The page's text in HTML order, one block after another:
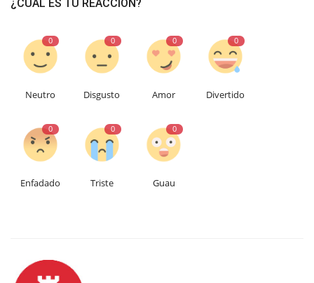
¿CUÁL ES TU REACCIÓN?
0
Neutro
0
Disgusto
0
Amor
0
Divertido
0
Enfadado
0
Triste
0
Guau